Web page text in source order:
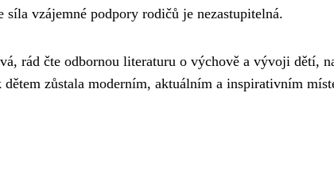
vzájemné podpory rodičů je nezastupitelná.
rád čte odbornou literaturu o výchově a vývoji dětí,
zůstala moderním, aktuálním a inspirativním